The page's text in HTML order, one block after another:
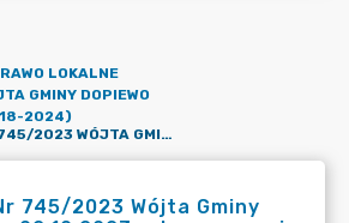
LOKALNE
GMINY DOPIEWO
2024)
ZARZĄDZENIE NR 745/2023 WÓJTA GMINY DOPIEWO Z DNIA 02.10.2023 ROKU W SPRAWIE: USTALENIA STAWKI ZA WYNAJEM ŚWIETLICY ZLOKALIZOWANEJ W DĄBROWIE PRZY UL. TĘCZOWEJ 8.
745/2023 Wójta Gminy